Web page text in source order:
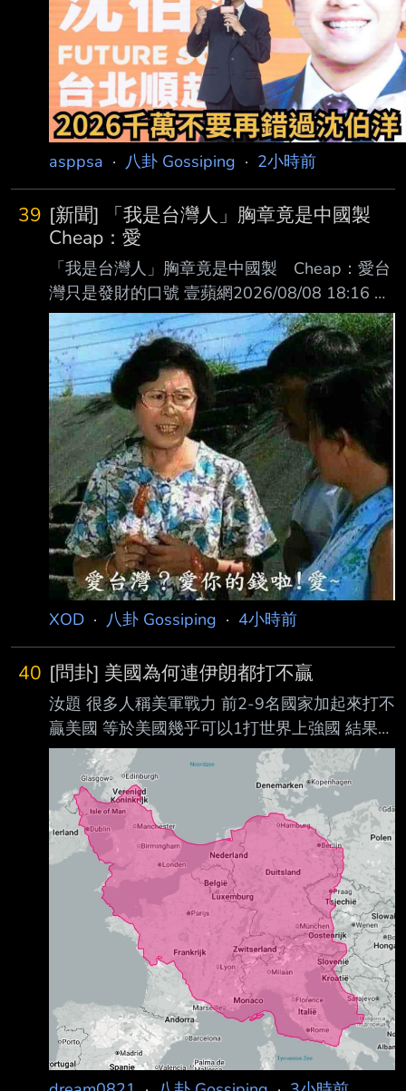
asppsa · 八卦 Gossiping · 2小時前
39 [新聞] 「我是台灣人」胸章竟是中國製
Cheap：愛
「我是台灣人」胸章竟是中國製 Cheap：愛台
灣只是發財的口號 壹蘋網2026/08/08 18:16 記
者 劉育良 綜合報導 【劉育良／綜合報導】台灣
遊客出國時為了避免被誤認成中國人，到日本、
韓國時可能會佩 戴「我是台灣人」胸章，然而
網紅Cheap爆料，有「我是台灣人」胸章的產地
竟然是中國。 https://static-
cdn.nextapple.tw/prod/2026-
08/DCE6EEA279EBA4961C76CA0A64C9CB
F6/09 9d38740e79eb832a1b10c3ff14
XOD · 八卦 Gossiping · 4小時前
40 [問卦] 美國為何連伊朗都打不贏
汝題 很多人稱美軍戰力 前2-9名國家加起來打不
贏美國 等於美國幾乎可以1打世界上強國 結果碰
到個伊朗就原形畢露 光封鎖海峽 美國經濟就快
被搞垮一半 所以說什麼美軍可以1打10 根本是
笑話吧 只要全世界各國封鎖你美國經濟 你再強
有何用 沒飯吃一樣要死 --